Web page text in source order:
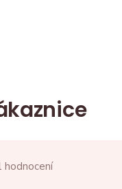
hodnocení